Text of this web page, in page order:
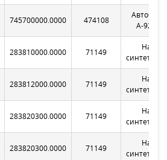
745700000.0000 474108
А-92 К2-
283810000.0000 71149
Нафта
283812000.0000 71149
Нафта
283820300.0000 71149
Нафта
283820300.0000 71149
Нафта